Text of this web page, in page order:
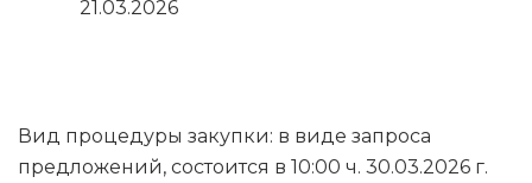
21.03.2026
Вид процедуры закупки: в виде запроса
предложений, состоится в 10:00 ч. 30.03.2026 г.